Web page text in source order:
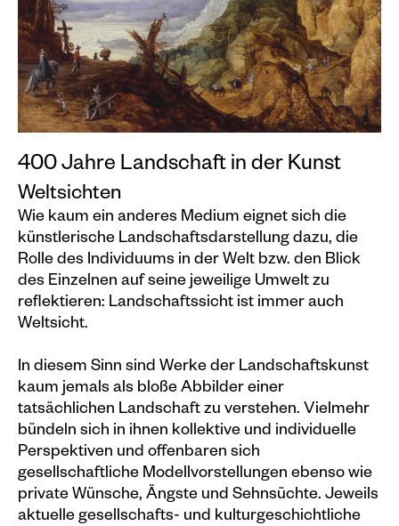
Current issues
News
Events calendar
Information
Visit
Programm
Kunstvermittlung &
Museumspädagogik
Exhibitions
Current
Preview
Archive
Shop
Kataloge
Plakate
400 Jahre Landschaft in der Kunst
Weltsichten
Wie kaum ein anderes Medium eignet sich die
künstlerische Landschaftsdarstellung dazu, die
Rolle des Individuums in der Welt bzw. den Blick
des Einzelnen auf seine jeweilige Umwelt zu
reflektieren: Landschaftssicht ist immer auch
Weltsicht.
In diesem Sinn sind Werke der Landschaftskunst
kaum jemals als bloße Abbilder einer
tatsächlichen Landschaft zu verstehen. Vielmehr
bündeln sich in ihnen kollektive und individuelle
Perspektiven und offenbaren sich
gesellschaftliche Modellvorstellungen ebenso wie
private Wünsche, Ängste und Sehnsüchte. Jeweils
aktuelle gesellschafts- und kulturgeschichtliche